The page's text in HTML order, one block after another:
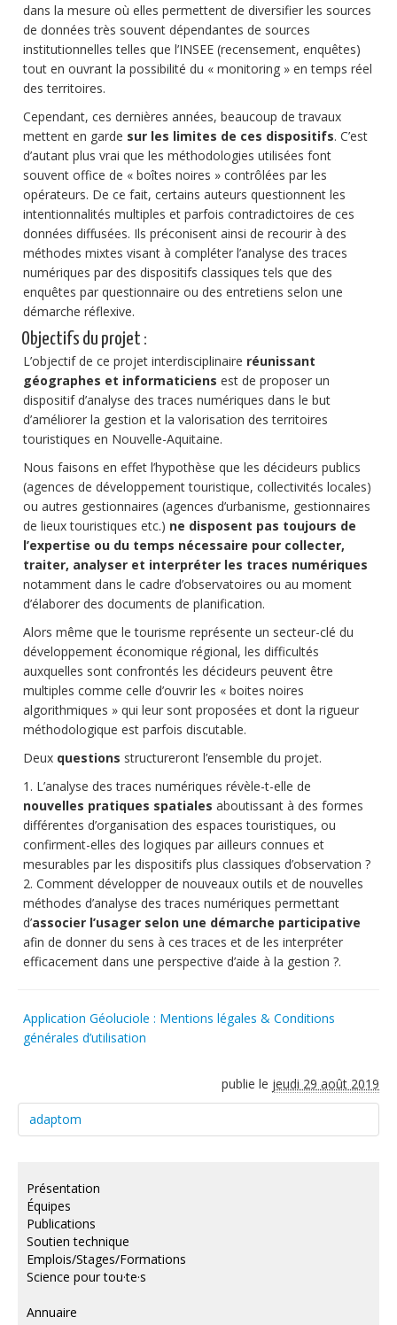
dans la mesure où elles permettent de diversifier les sources
de données très souvent dépendantes de sources
institutionnelles telles que l’INSEE (recensement, enquêtes)
tout en ouvrant la possibilité du « monitoring » en temps réel
des territoires.
Cependant, ces dernières années, beaucoup de travaux
mettent en garde sur les limites de ces dispositifs. C’est
d’autant plus vrai que les méthodologies utilisées font
souvent office de « boîtes noires » contrôlées par les
opérateurs. De ce fait, certains auteurs questionnent les
intentionnalités multiples et parfois contradictoires de ces
données diffusées. Ils préconisent ainsi de recourir à des
méthodes mixtes visant à compléter l’analyse des traces
numériques par des dispositifs classiques tels que des
enquêtes par questionnaire ou des entretiens selon une
démarche réflexive.
Objectifs du projet :
L’objectif de ce projet interdisciplinaire réunissant
géographes et informaticiens est de proposer un
dispositif d’analyse des traces numériques dans le but
d’améliorer la gestion et la valorisation des territoires
touristiques en Nouvelle-Aquitaine.
Nous faisons en effet l’hypothèse que les décideurs publics
(agences de développement touristique, collectivités locales)
ou autres gestionnaires (agences d’urbanisme, gestionnaires
de lieux touristiques etc.) ne disposent pas toujours de
l’expertise ou du temps nécessaire pour collecter,
traiter, analyser et interpréter les traces numériques
notamment dans le cadre d’observatoires ou au moment
d’élaborer des documents de planification.
Alors même que le tourisme représente un secteur-clé du
développement économique régional, les difficultés
auxquelles sont confrontés les décideurs peuvent être
multiples comme celle d’ouvrir les « boites noires
algorithmiques » qui leur sont proposées et dont la rigueur
méthodologique est parfois discutable.
Deux questions structureront l’ensemble du projet.
1. L’analyse des traces numériques révèle-t-elle de
nouvelles pratiques spatiales aboutissant à des formes
différentes d’organisation des espaces touristiques, ou
confirment-elles des logiques par ailleurs connues et
mesurables par les dispositifs plus classiques d’observation ?
2. Comment développer de nouveaux outils et de nouvelles
méthodes d’analyse des traces numériques permettant
d’associer l’usager selon une démarche participative
afin de donner du sens à ces traces et de les interpréter
efficacement dans une perspective d’aide à la gestion ?.
Application Géoluciole : Mentions légales & Conditions
générales d’utilisation
publie le jeudi 29 août 2019
adaptom
Présentation
Équipes
Publications
Soutien technique
Emplois/Stages/Formations
Science pour tou·te·s
Annuaire